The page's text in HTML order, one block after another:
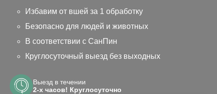
Избавим от вшей за 1 обработку
Безопасно для людей и животных
В соответствии с СанПин
Круглосуточный выезд без выходных
Выезд в течении
2-х часов! Круглосуточно